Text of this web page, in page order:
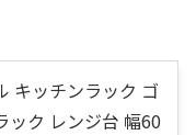
キッチンラック ゴ
ック レンジ台 幅60